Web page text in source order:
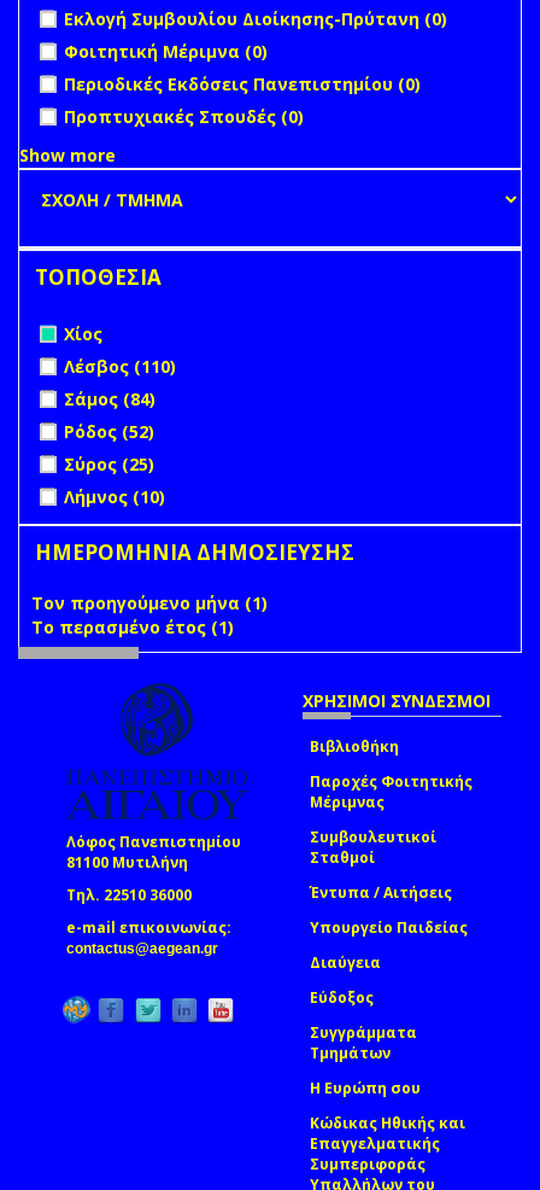
undefined
Εκλογή Συμβουλίου Διοίκησης-Πρύτανη (0)
undefined
Φοιτητική Μέριμνα (0)
undefined
Περιοδικές Εκδόσεις Πανεπιστημίου (0)
undefined
Προπτυχιακές Σπουδές (0)
Show more
ΤΟΠΟΘΕΣΙΑ
Remove Χίος filter
Χίος
Apply Λέσβος filter
Λέσβος (110)
Apply Σάμος filter
Σάμος (84)
Apply Ρόδος filter
Ρόδος (52)
Apply Σύρος filter
Σύρος (25)
Apply Λήμνος filter
Λήμνος (10)
ΗΜΕΡΟΜΗΝΙΑ ΔΗΜΟΣΙΕΥΣΗΣ
Τον προηγούμενο μήνα (1)
Το περασμένο έτος (1)
Λόφος Πανεπιστημίου
81100 Μυτιλήνη
Τηλ. 22510 36000
e-mail επικοινωνίας:
contactus@aegean.gr
ΧΡΗΣΙΜΟΙ ΣΥΝΔΕΣΜΟΙ
Βιβλιοθήκη
Παροχές Φοιτητικής
Μέριμνας
Συμβουλευτικοί
Σταθμοί
Έντυπα / Αιτήσεις
Υπουργείο Παιδείας
Διαύγεια
Εύδοξος
Συγγράμματα
Τμημάτων
Η Ευρώπη σου
Κώδικας Ηθικής και
Επαγγελματικής
Συμπεριφοράς
Υπαλλήλων του